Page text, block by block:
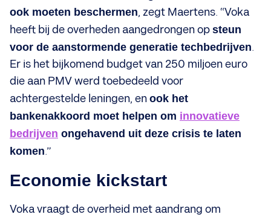
ook moeten beschermen, zegt Maertens. “Voka
heeft bij de overheden aangedrongen op steun
voor de aanstormende generatie techbedrijven.
Er is het bijkomend budget van 250 miljoen euro
die aan PMV werd toebedeeld voor
achtergestelde leningen, en ook het
bankenakkoord moet helpen om innovatieve
bedrijven ongehavend uit deze crisis te laten
komen.”
Economie kickstart
Voka vraagt de overheid met aandrang om